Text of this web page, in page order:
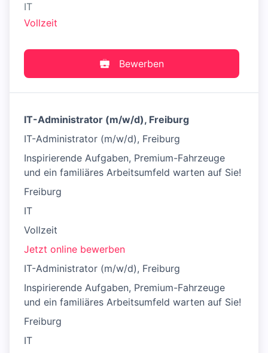
IT
Vollzeit
Bewerben
IT-Administrator (m/w/d), Freiburg
IT-Administrator (m/w/d), Freiburg
Inspirierende Aufgaben, Premium-Fahrzeuge
und ein familiäres Arbeitsumfeld warten auf Sie!
Freiburg
IT
Vollzeit
Jetzt online bewerben
IT-Administrator (m/w/d), Freiburg
Inspirierende Aufgaben, Premium-Fahrzeuge
und ein familiäres Arbeitsumfeld warten auf Sie!
Freiburg
IT